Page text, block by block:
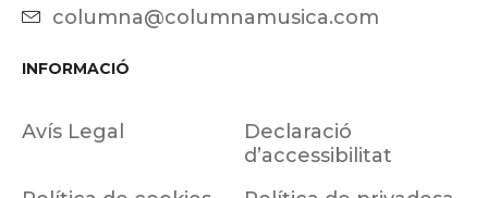
columna@columnamusica.com
INFORMACIÓ
Avís Legal
Declaració
d’accessibilitat